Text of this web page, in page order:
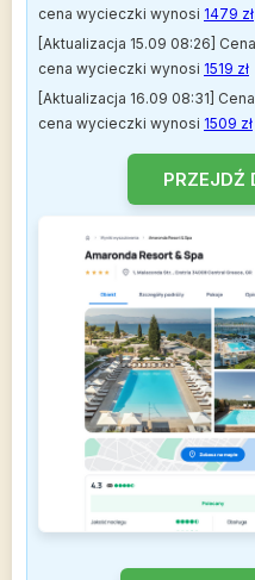
cena wycieczki wynosi 1479 zł
[Aktualizacja 15.09 08:26]
cena wycieczki wynosi 1519 zł
[Aktualizacja 16.09 08:31]
cena wycieczki wynosi 1509 zł
PRZEJDŹ